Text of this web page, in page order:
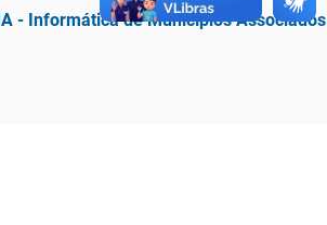
- Informática de Municípios Associados